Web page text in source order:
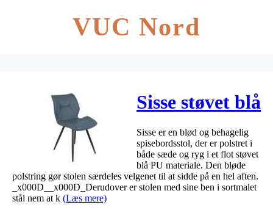
VUC Nord
Sisse støvet blå
Sisse er en blød og behagelig
spisebordsstol, der er polstret i
både sæde og ryg i et flot støvet
blå PU materiale. Den bløde
polstring gør stolen særdeles velgenet til at sidde på en hel aften.
_x000D__x000D_Derudover er stolen med sine ben i sortmalet
stål nem at k (Læs mere)